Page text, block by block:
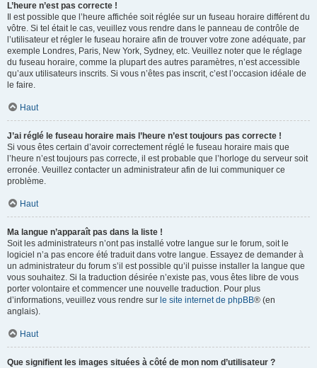
L’heure n’est pas correcte !
Il est possible que l’heure affichée soit réglée sur un fuseau horaire différent du
vôtre. Si tel était le cas, veuillez vous rendre dans le panneau de contrôle de
l’utilisateur et régler le fuseau horaire afin de trouver votre zone adéquate, par
exemple Londres, Paris, New York, Sydney, etc. Veuillez noter que le réglage
du fuseau horaire, comme la plupart des autres paramètres, n’est accessible
qu’aux utilisateurs inscrits. Si vous n’êtes pas inscrit, c’est l’occasion idéale de
le faire.
Haut
J’ai réglé le fuseau horaire mais l’heure n’est toujours pas correcte !
Si vous êtes certain d’avoir correctement réglé le fuseau horaire mais que
l’heure n’est toujours pas correcte, il est probable que l’horloge du serveur soit
erronée. Veuillez contacter un administrateur afin de lui communiquer ce
problème.
Haut
Ma langue n’apparaît pas dans la liste !
Soit les administrateurs n’ont pas installé votre langue sur le forum, soit le
logiciel n’a pas encore été traduit dans votre langue. Essayez de demander à
un administrateur du forum s’il est possible qu’il puisse installer la langue que
vous souhaitez. Si la traduction désirée n’existe pas, vous êtes libre de vous
porter volontaire et commencer une nouvelle traduction. Pour plus
d’informations, veuillez vous rendre sur le site internet de phpBB® (en
anglais).
Haut
Que signifient les images situées à côté de mon nom d’utilisateur ?